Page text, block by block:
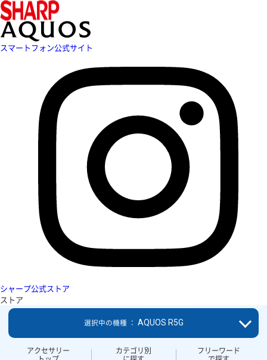
スマートフォン公式サイト
シャープ公式ストア
ストア
アクセサリー
カテゴリ別
フリーワード
選択中の機種 ： AQUOS R5G